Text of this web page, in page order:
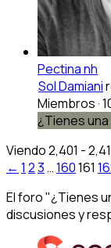
Pectina nh
Sol Damiani
Miembros·
¿Tienes
Viendo 2,401 -
← 1 23…160161
El foro "¿Tienes
discusiones y